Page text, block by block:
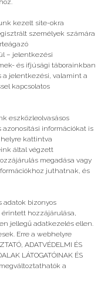
kezelt site-okra
személyek számára
– jelentkezési
és ifjúsági táborainkban
a jelentkezési, valamint a
kapcsolatos
eszközleolvasásos
azonosítási információkat is
kattintva
által végzett
megadása vagy
juthatnak, és
adatok bizonyos
hozzájárulása,
jellegű adatkezelés ellen.
Erre a webhelyre
ADATVÉDELMI ÉS
LÁTOGATÓINAK ÉS
a